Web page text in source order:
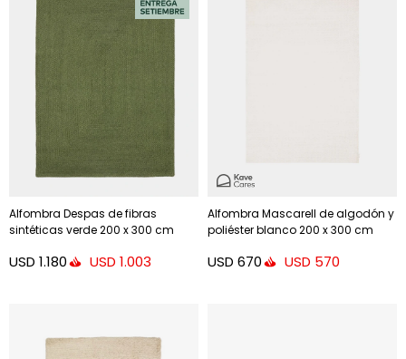
Alfombra Despas de fibras
sintéticas verde 200 x 300 cm
USD 1.180 USD 1.003
Alfombra Mascarell de algodón y
poliéster blanco 200 x 300 cm
USD 670 USD 570